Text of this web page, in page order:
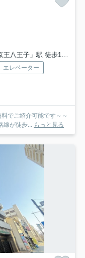
八王子」駅 徒歩12分
エレベーター
でご紹介可能です～～
が徒歩...
もっと見る